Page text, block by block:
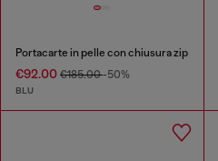
Portacarte in pelle con chiusura zip
€92.00 €185.00-50%
BLU